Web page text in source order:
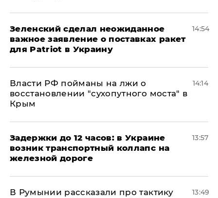
Зеленский сделал неожиданное
важное заявление о поставках ракет
для Patriot в Украину
14:54
Власти РФ пойманы на лжи о
восстановлении "сухопутного моста" в
Крым
14:14
Задержки до 12 часов: в Украине
возник транспортный коллапс на
железной дороге
13:57
В Румынии рассказали про тактику
13:49